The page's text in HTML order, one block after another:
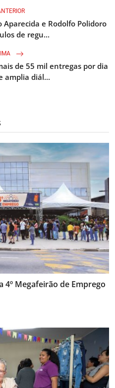
e Rodolfo Polidoro
de regu...
de 55 mil entregas por dia
amplia diál...
4º Megafeirão de Emprego